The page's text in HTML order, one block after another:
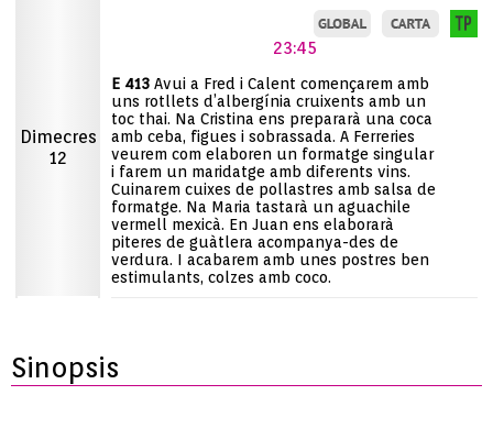
Dimecres
12
23:45
E 413 Avui a Fred i Calent començarem amb
uns rotllets d’albergínia cruixents amb un
toc thai. Na Cristina ens prepararà una coca
amb ceba, figues i sobrassada. A Ferreries
veurem com elaboren un formatge singular
i farem un maridatge amb diferents vins.
Cuinarem cuixes de pollastres amb salsa de
formatge. Na Maria tastarà un aguachile
vermell mexicà. En Juan ens elaborarà
piteres de guàtlera acompanya-des de
verdura. I acabarem amb unes postres ben
estimulants, colzes amb coco.
Sinopsis